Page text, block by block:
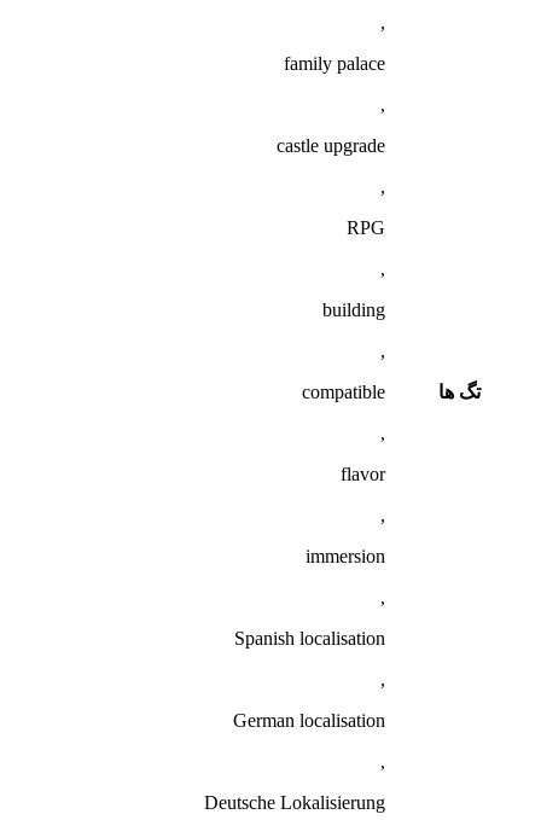
تگ ها
,
family palace
,
castle upgrade
,
RPG
,
building
,
compatible
,
flavor
,
immersion
,
Spanish localisation
,
German localisation
,
Deutsche Lokalisierung